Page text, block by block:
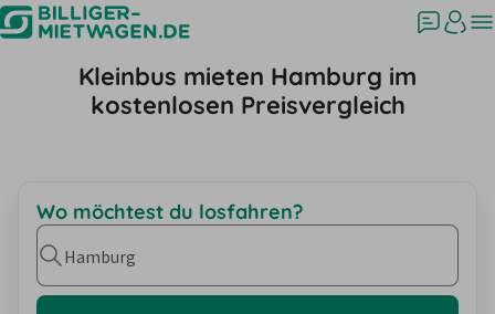
Kleinbus mieten Hamburg im
kostenlosen Preisvergleich
Wo möchtest du losfahren?
Hamburg